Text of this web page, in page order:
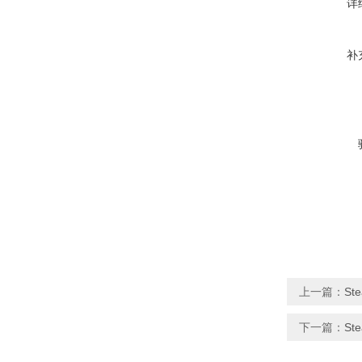
详
补
上一篇：
下一篇：